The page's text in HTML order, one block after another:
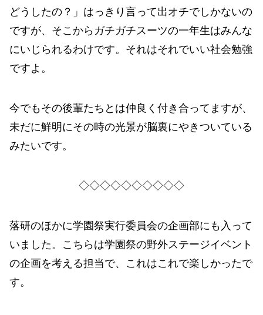
どうしたの？」はっきり言って出オチでしかないの
ですが、そこからガチガチスーツの一年生はみんな
にいじられるわけです。それはそれでいい社会勉強
ですよ。
今でもその後輩たちとは仲良く付き合ってますが、
未だに鮮明にその時の光景が脳裏にやきついている
みたいです。
◇◇◇◇◇◇◇◇◇◇
落研のほかに学園祭実行委員会の企画部にも入って
いました。こちらは学園祭の野外ステージイベント
の企画を考える担当で、これはこれで楽しかったで
す。